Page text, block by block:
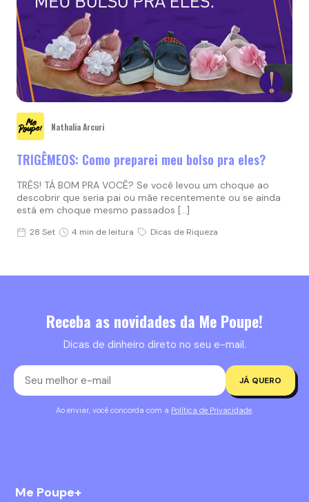
Nathalia Arcuri
TRIGÊMEOS: Como preparei meu bolso pra eles?
TRÊS! TÁ BOM PRA VOCÊ? Se você levou um choque ao
descobrir que seria pai ou mãe recentemente ou se ainda
está em choque mesmo passados […]
28 Set 4 min de leitura Dicas de Riqueza
Receba as novidades da Me Poupe!
Dicas de dinheiro direto no seu e-mail.
JÁ QUERO
Ao enviar, você concorda com a Política de Privacidade.
Me Poupe+